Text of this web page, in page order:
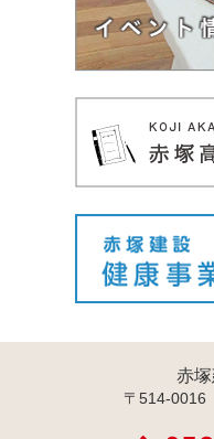
赤
〒514-0016